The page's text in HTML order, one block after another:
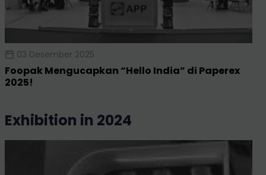
03 Desember 2025
Foopak Mengucapkan “Hello India” di Paperex
2025!
exhibition in 2024